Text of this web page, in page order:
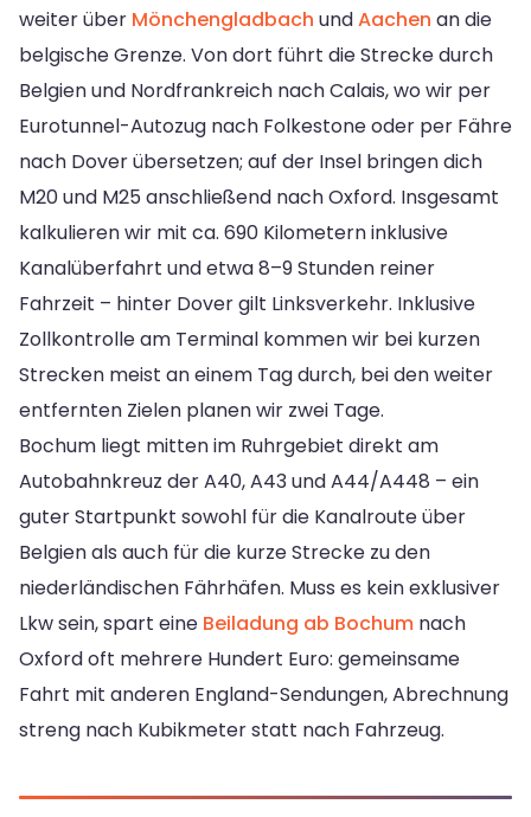
weiter über Mönchengladbach undAachen an die
belgische Grenze. Von dort führt die Strecke durch
Belgien und Nordfrankreich nach Calais, wo wir per
Eurotunnel-Autozug nach Folkestone oder per Fähre
nach Dover übersetzen; auf der Insel bringen dich
M20 und M25 anschließend nach Oxford. Insgesamt
kalkulieren wir mit ca. 690 Kilometern inklusive
Kanalüberfahrt und etwa 8–9 Stunden reiner
Fahrzeit – hinter Dover gilt Linksverkehr. Inklusive
Zollkontrolle am Terminal kommen wir bei kurzen
Strecken meist an einem Tag durch, bei den weiter
entfernten Zielen planen wir zwei Tage.
Bochum liegt mitten im Ruhrgebiet direkt am
Autobahnkreuz der A40, A43 und A44/A448 – ein
guter Startpunkt sowohl für die Kanalroute über
Belgien als auch für die kurze Strecke zu den
niederländischen Fährhäfen. Muss es kein exklusiver
Lkw sein, spart eine Beiladung ab Bochum nach
Oxford oft mehrere Hundert Euro: gemeinsame
Fahrt mit anderen England-Sendungen, Abrechnung
streng nach Kubikmeter statt nach Fahrzeug.